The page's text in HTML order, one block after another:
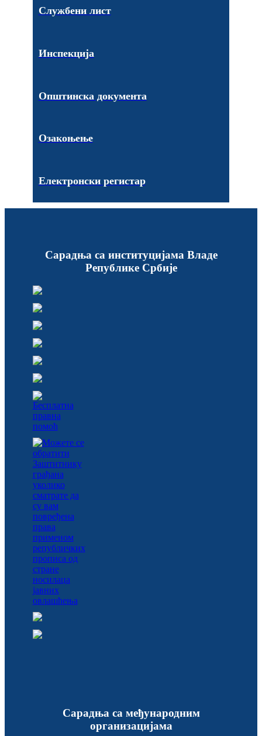
Службени лист
Инспекција
Општинска документа
Озакоњење
Електронски регистар
Сарадња са институцијама Владе
Републике Србије
Сарадња са међународним
организацијама